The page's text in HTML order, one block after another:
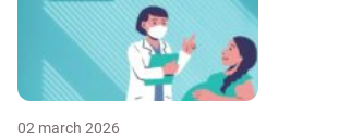
02 march 2026